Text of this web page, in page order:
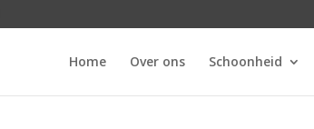
Home Over ons Schoonheid